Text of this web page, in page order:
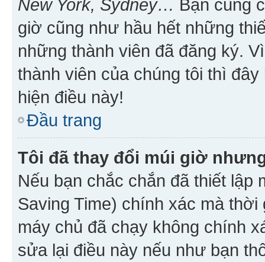
New York, Sydney… Bạn cũng
giờ cũng như hầu hết những
những thành viên đã đăng ký.
thành viên của chúng tôi thì
hiện điều này!
Đầu trang
Tôi đã thay đổi múi giờ
Nếu bạn chắc chắn đã thiết lập
Saving Time) chính xác mà
máy chủ đã chạy không chính
sửa lại điều này nếu như bạn